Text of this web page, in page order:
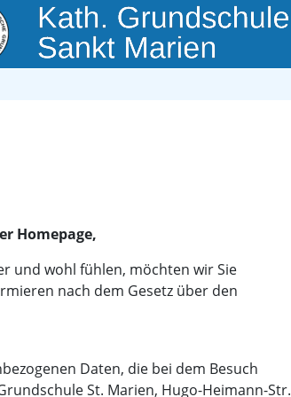
Homepage,
und wohl fühlen, möchten wir Sie
nach dem Gesetz über den
Daten, die bei dem Besuch
St. Marien, Hugo-Heimann-Str.